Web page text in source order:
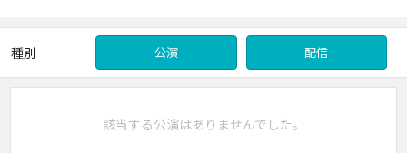
種別 公演 配信
該当する公演はありませんでした。